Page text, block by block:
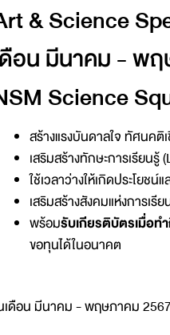
& Science
อน มีนาคม - พ
Science
สร้างแรงบันดาลใจ ทัศนค
เสริมสร้างทักษะการเรียน
ใช้เวลาว่างให้เกิดประโยช
เสริมสร้างสังคมแห่งการเรี
พร้อมรับเกียรติบัตรเมื่อ
ขอทุนได้ในอนาคต
เดือน มีนาคม - พฤษภาคม